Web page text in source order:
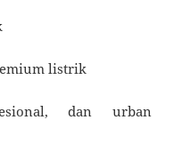
listrik
dan urban